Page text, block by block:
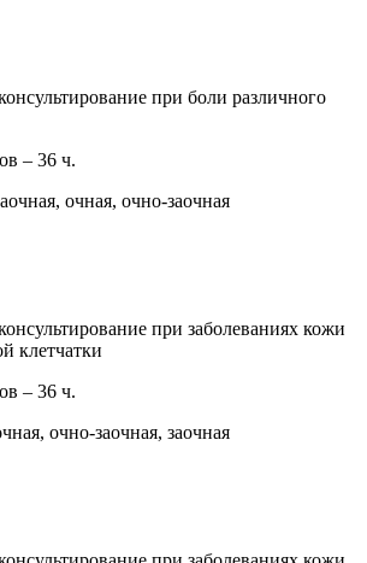
при боли различного
– 36 ч.
очная, очно-заочная
при заболеваниях кожи
клетчатки
– 36 ч.
очно-заочная, заочная